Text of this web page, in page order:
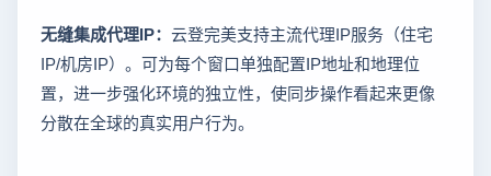
无缝集成代理IP： 云登完美支持主流代理IP服务（住宅
IP/机房IP）。可为每个窗口单独配置IP地址和地理位
置，进一步强化环境的独立性，使同步操作看起来更像
分散在全球的真实用户行为。